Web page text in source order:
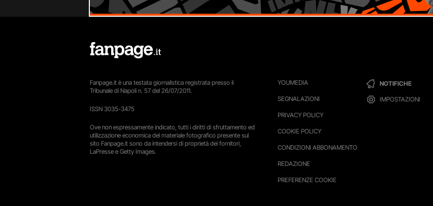
YOUMEDIA
SEGNALAZIONI
PRIVACY POLICY
COOKIE POLICY
CONDIZIONI ABBONAMENTO
REDAZIONE
PREFERENZE COOKIE
NOTIFICHE
IMPOSTAZIONI
Fanpage.it è una testata giornalistica registrata presso il
Tribunale di Napoli n. 57 del 26/07/2011.
ISSN 3035-3475
Ove non espressamente indicato, tutti i diritti di sfruttamento ed
utilizzazione economica del materiale fotografico presente sul
sito Fanpage.it sono da intendersi di proprietà dei fornitori,
LaPresse e Getty Images.